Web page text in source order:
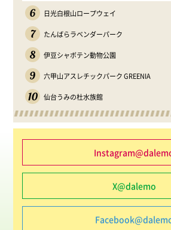
6 日光白根山ロープウェイ
7 たんばらラベンダーパーク
8 伊豆シャボテン動物公園
9 六甲山アスレチックパーク GREENIA
10 仙台うみの杜水族館
X@dalemo